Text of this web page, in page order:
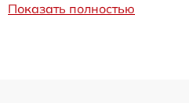
Показать полностью